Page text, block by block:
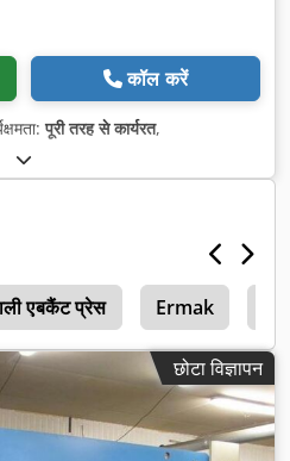
कॉल करें
पूरी तरह से कार्यरत,
एबकैंट प्रेस Ermak
छोटा विज्ञापन